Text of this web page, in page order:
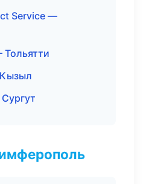
Service —